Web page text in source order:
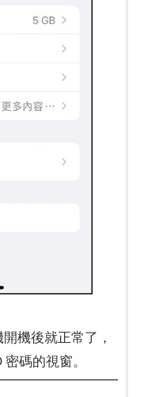
機後就正常了，
碼的視窗。